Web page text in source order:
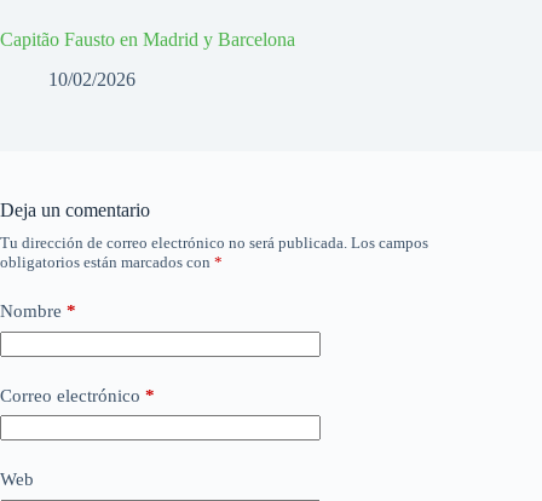
Capitão Fausto en Madrid y Barcelona
10/02/2026
Deja un comentario
Tu dirección de correo electrónico no será publicada. Los campos
obligatorios están marcados con *
Nombre *
Correo electrónico *
Web